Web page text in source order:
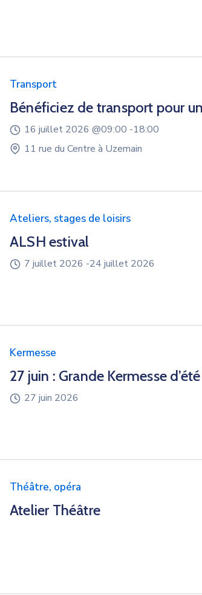
Transport
Bénéficiez de transport pour
16 juillet 2026 @09:00 -18:00
11 rue du Centre à Uzemain
Ateliers, stages de loisirs
ALSH estival
7 juillet 2026 -24 juillet 2026
Kermesse
27 juin : Grande Kermesse
27 juin 2026
Théâtre, opéra
Atelier Théâtre